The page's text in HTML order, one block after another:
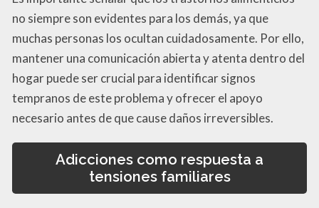
no siempre son evidentes para los demás, ya que
muchas personas los ocultan cuidadosamente. Por ello,
mantener una comunicación abierta y atenta dentro del
hogar puede ser crucial para identificar signos
tempranos de este problema y ofrecer el apoyo
necesario antes de que cause daños irreversibles.
Adicciones como respuesta a
tensiones familiares